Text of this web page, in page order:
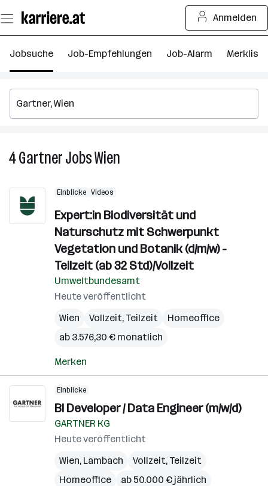
Seiteninhalt
springen
Anmelden
Jobsuche Job-Empfehlungen Job-Alarm Merkliste
4GartnerJobsWien
Wien
Einblicke Videos
Expert:in Biodiversität und
Naturschutz mit Schwerpunkt
Vegetation und Botanik (d/m/w) -
Teilzeit (ab 32 Std)/Vollzeit
Umweltbundesamt
Heute veröffentlicht
Wien
Vollzeit, Teilzeit
Homeoffice
ab 3.576,30 € monatlich
Merken
Einblicke
BI Developer / Data Engineer (m/w/d)
GARTNER KG
Heute veröffentlicht
Wien, Lambach
Vollzeit, Teilzeit
Homeoffice
ab 50.000 € jährlich